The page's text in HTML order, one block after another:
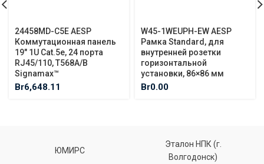
24458MD-C5E AESP
Коммутационная панель
19″ 1U Cat.5e, 24 порта
RJ45/110, T568A/B
Signamax™
Br6,648.11
W45-1WEUPH-EW AESP
Рамка Standard, для
внутренней розетки
горизонтальной
установки, 86×86 мм
Br0.00
ЮМИРС
Эталон НПК (г.
Волгодонск)